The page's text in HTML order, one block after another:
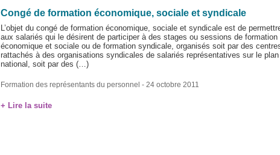
Congé de formation économique, sociale et syndicale
L’objet du congé de formation économique, sociale et syndicale est de
aux salariés qui le désirent de participer à des stages ou sessions de formation
économique et sociale ou de formation syndicale, organisés soit par des
rattachés à des organisations syndicales de salariés représentatives sur le plan
national, soit par des (…)
Formation des représentants du personnel - 24 octobre 2011
+ Lire la suite